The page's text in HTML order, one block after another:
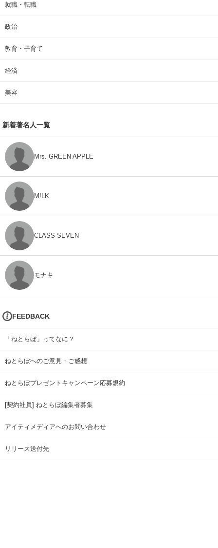
就職・転職
政治
教育・子育て
経済
美容
新着著名人一覧
Mrs. GREEN APPLE
M!LK
CLASS SEVEN
モナキ
FEEDBACK
「ねとらぼ」ってなに？
ねとらぼへのご意見・ご感想
ねとらぼプレゼントキャンペーン応募規約
[契約社員] ねとらぼ編集者募集
アイティメディアへのお問い合わせ
リリース送付先